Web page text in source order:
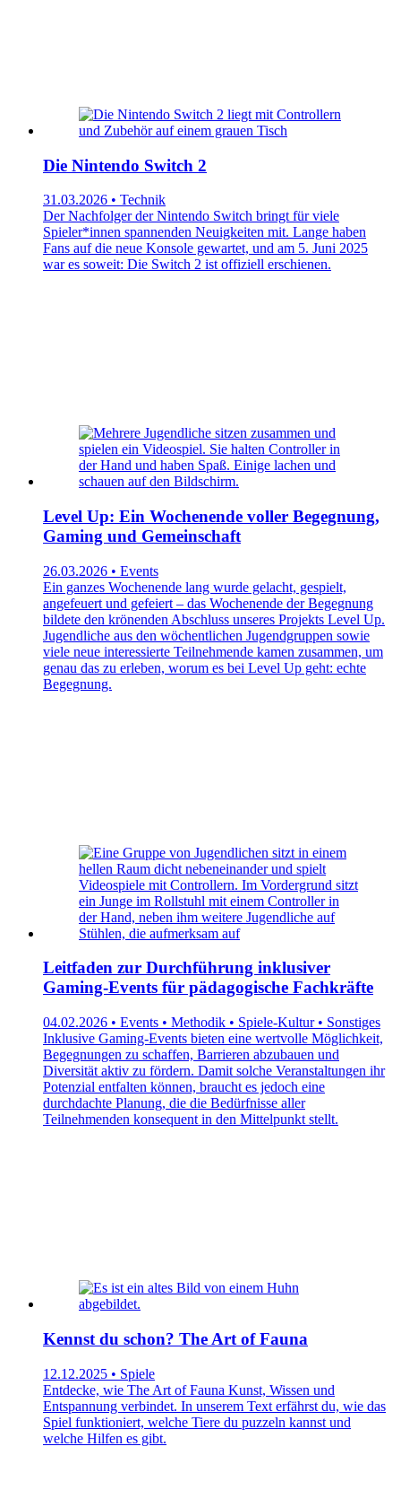
Die Nintendo Switch 2
31.03.2026 • Technik
Der Nachfolger der Nintendo Switch bringt für viele
Spieler*innen spannenden Neuigkeiten mit. Lange haben
Fans auf die neue Konsole gewartet, und am 5. Juni 2025
war es soweit: Die Switch 2 ist offiziell erschienen.
Level Up: Ein Wochenende voller Begegnung,
Gaming und Gemeinschaft
26.03.2026 • Events
Ein ganzes Wochenende lang wurde gelacht, gespielt,
angefeuert und gefeiert – das Wochenende der Begegnung
bildete den krönenden Abschluss unseres Projekts Level Up.
Jugendliche aus den wöchentlichen Jugendgruppen sowie
viele neue interessierte Teilnehmende kamen zusammen, um
genau das zu erleben, worum es bei Level Up geht: echte
Begegnung.
Leitfaden zur Durchführung inklusiver
Gaming-Events für pädagogische Fachkräfte
04.02.2026 • Events • Methodik • Spiele-Kultur • Sonstiges
Inklusive Gaming-Events bieten eine wertvolle Möglichkeit,
Begegnungen zu schaffen, Barrieren abzubauen und
Diversität aktiv zu fördern. Damit solche Veranstaltungen ihr
Potenzial entfalten können, braucht es jedoch eine
durchdachte Planung, die die Bedürfnisse aller
Teilnehmenden konsequent in den Mittelpunkt stellt.
Kennst du schon? The Art of Fauna
12.12.2025 • Spiele
Entdecke, wie The Art of Fauna Kunst, Wissen und
Entspannung verbindet. In unserem Text erfährst du, wie das
Spiel funktioniert, welche Tiere du puzzeln kannst und
welche Hilfen es gibt.